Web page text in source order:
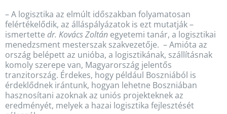
– A logisztika az elmúlt időszakban folyamatosan
felértékelődik, az álláspályázatok is ezt mutatják –
ismertette dr. Kovács Zoltán egyetemi tanár, a logisztikai
menedzsment mesterszak szakvezetője. – Amióta az
ország belépett az unióba, a logisztikának, szállításnak
komoly szerepe van, Magyarország jelentős
tranzitország. Érdekes, hogy például Boszniából is
érdeklődnek irántunk, hogyan lehetne Boszniában
hasznosítani azoknak az uniós projekteknek az
eredményét, melyek a hazai logisztika fejlesztését